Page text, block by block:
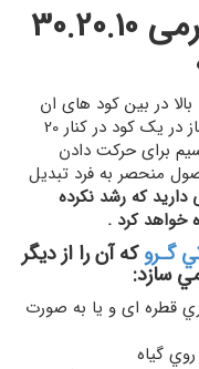
کود هورتی گرو صد گرمی 30.20.10
بالا در بین کود های ان
پی کا است . بیشترین میزان نیتروژن مجاز در یک کود در کنار 20
زایی و 10 واحد پتاسیم برای حرکت دادن
منحصر به فرد تبدیل
دارید که رشد نکرده
کرد .
گـروكه آن را از ديگر
سازد:
قطره ای و يا به صورت
گياه